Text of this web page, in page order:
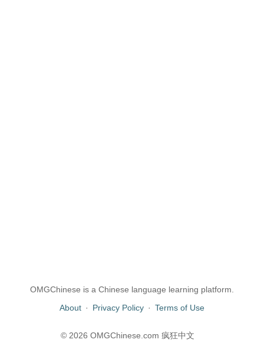
OMGChinese is a Chinese language learning platform.
About · Privacy Policy · Terms of Use
© 2026 OMGChinese.com 疯狂中文